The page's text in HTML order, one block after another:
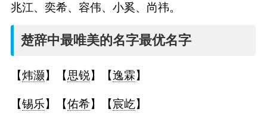
名
兆江、奕希、容伟、小奚、尚祎。
楚辞中最唯美的名字最优名字
【炜灏】【思锐】【逸霖】
【锡乐】【佑希】【宸屹】